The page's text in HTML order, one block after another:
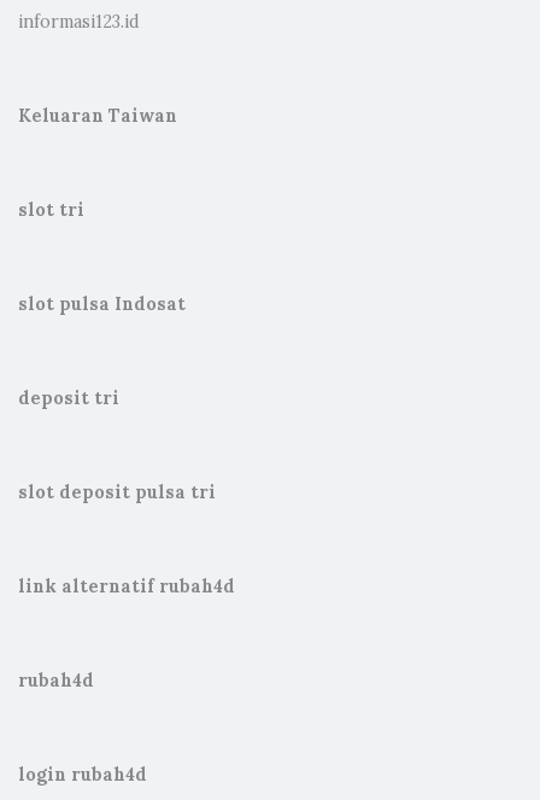
informasi123.id
Keluaran Taiwan
slot tri
slot pulsa Indosat
deposit tri
slot deposit pulsa tri
link alternatif rubah4d
rubah4d
login rubah4d